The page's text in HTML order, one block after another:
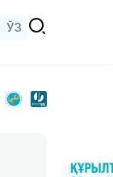
ЎЗ